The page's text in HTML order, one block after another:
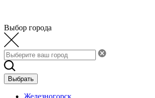
Выбор города
Выбрать
Железногорск